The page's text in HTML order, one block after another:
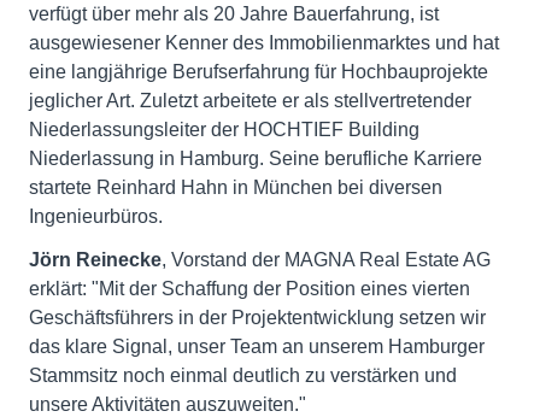
verfügt über mehr als 20 Jahre Bauerfahrung, ist
ausgewiesener Kenner des Immobilienmarktes und hat
eine langjährige Berufserfahrung für Hochbauprojekte
jeglicher Art. Zuletzt arbeitete er als stellvertretender
Niederlassungsleiter der HOCHTIEF Building
Niederlassung in Hamburg. Seine berufliche Karriere
startete Reinhard Hahn in München bei diversen
Ingenieurbüros.
Jörn Reinecke, Vorstand der MAGNA Real Estate AG
erklärt: "Mit der Schaffung der Position eines vierten
Geschäftsführers in der Projektentwicklung setzen wir
das klare Signal, unser Team an unserem Hamburger
Stammsitz noch einmal deutlich zu verstärken und
unsere Aktivitäten auszuweiten."